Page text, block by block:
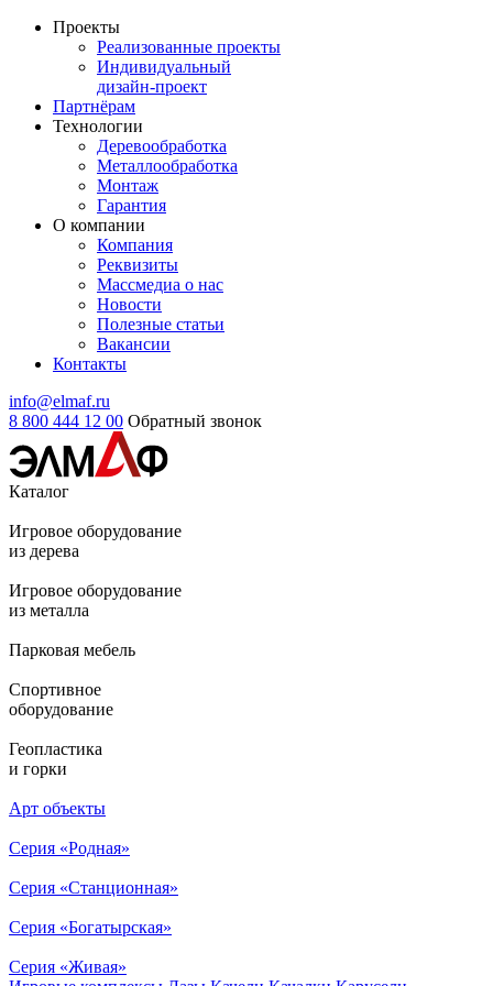
Проекты
Реализованные проекты
Индивидуальный
дизайн-проект
Партнёрам
Технологии
Деревообработка
Металлообработка
Монтаж
Гарантия
О компании
Компания
Реквизиты
Массмедиа о нас
Новости
Полезные статьи
Вакансии
Контакты
info@elmaf.ru
8 800 444 12 00 Обратный звонок
Каталог
Игровое оборудование
из дерева
Игровое оборудование
из металла
Парковая мебель
Спортивное
оборудование
Геопластика
и горки
Арт объекты
Серия «Родная»
Серия «Станционная»
Серия «Богатырская»
Серия «Живая»